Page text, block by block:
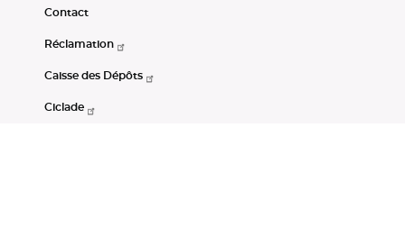
Contact
Réclamation
Caisse des Dépôts
Ciclade